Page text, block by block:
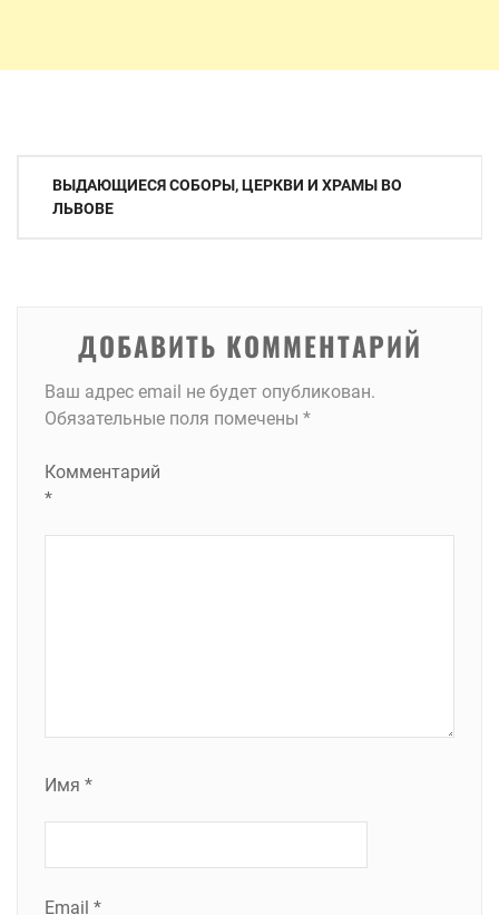
Навигация
ВЫДАЮЩИЕСЯ СОБОРЫ, ЦЕРКВИ И ХРАМЫ ВО
ЛЬВОВЕ
ДОБАВИТЬ КОММЕНТАРИЙ
Ваш адрес email не будет опубликован.
Обязательные поля помечены *
Комментарий
*
Имя *
Email *